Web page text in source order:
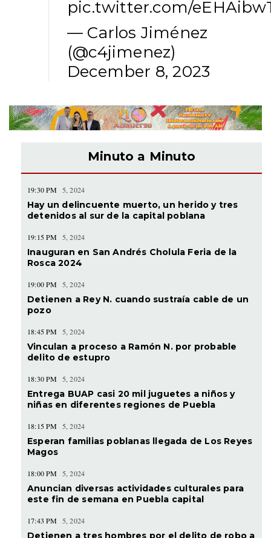
pic.twitter.com/
— Carlos Jiménez
(@c4jimenez)
December 8, 2023
Minuto a Minuto
19:30 PM 5, 2024
Hay un delincuente muerto, un herido y tres
detenidos al sur de la capital poblana
19:15 PM 5, 2024
Inauguran en San Andrés Cholula Feria de la
Rosca 2024
19:00 PM 5, 2024
Detienen a Rey N. cuando sustraía cable de un
pozo
18:45 PM 5, 2024
Vinculan a proceso a Ramón N. por probable
delito de estupro
18:30 PM 5, 2024
Entrega BUAP casi 20 mil juguetes a niños y
niñas en diferentes regiones de Puebla
18:15 PM 5, 2024
Esperan familias poblanas llegada de Los Reyes
Magos
18:00 PM 5, 2024
Anuncian diversas actividades culturales para
este fin de semana en Puebla capital
17:43 PM 5, 2024
Detienen a tres hombres por el delito de robo a